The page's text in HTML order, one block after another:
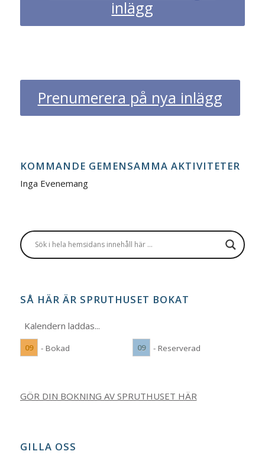
inlägg
Prenumerera på nya inlägg
KOMMANDE GEMENSAMMA AKTIVITETER
Inga Evenemang
SÅ HÄR ÄR SPRUTHUSET BOKAT
Kalendern laddas...
09 - Bokad 09 - Reserverad
GÖR DIN BOKNING AV SPRUTHUSET HÄR
GILLA OSS